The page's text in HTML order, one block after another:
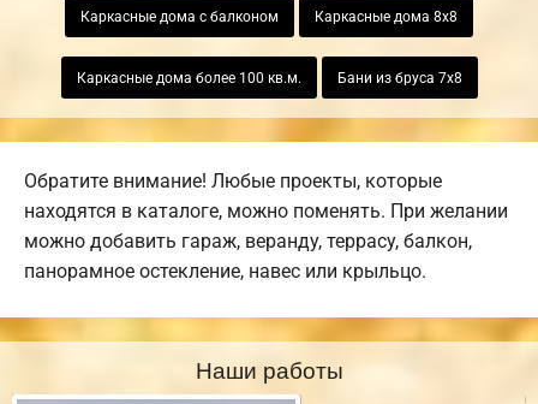
Каркасные дома с балконом Каркасные дома 8х8
Каркасные дома более 100 кв.м. Бани из бруса 7х8
Обратите внимание! Любые проекты, которые
находятся в каталоге, можно поменять. При желании
можно добавить гараж, веранду, террасу, балкон,
панорамное остекление, навес или крыльцо.
Наши работы